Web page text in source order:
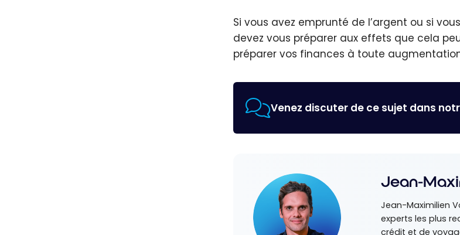
Si vous avez emprunté de l’argent ou si
devez vous préparer aux effets que cela
préparer vos finances à toute
Venez discuter de ce sujet dans
Jean-
Jean-Maximilien
experts les plus
crédit et de